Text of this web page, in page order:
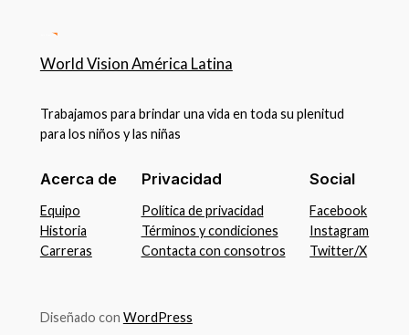
World Vision América Latina
Trabajamos para brindar una vida en toda su plenitud
para los niños y las niñas
Acerca de
Equipo
Historia
Carreras
Privacidad
Política de privacidad
Términos y condiciones
Contacta con consotros
Social
Facebook
Instagram
Twitter/X
Diseñado con WordPress